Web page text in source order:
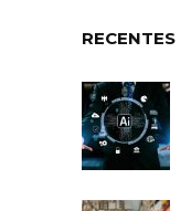
RECENTES